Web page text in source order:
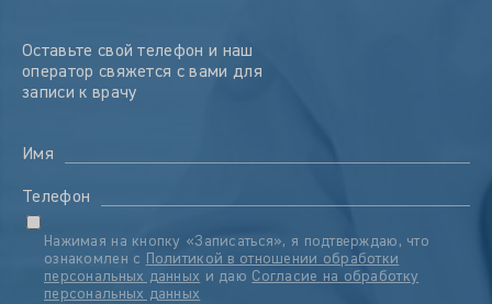
Оставьте свой телефон и наш
оператор свяжется с вами для
записи к врачу
Имя
Телефон
Нажимая на кнопку «Записаться», я подтверждаю, что
ознакомлен с
Политикой в отношении обработки
персональных данных и даю Согласие на обработку
персональных данных